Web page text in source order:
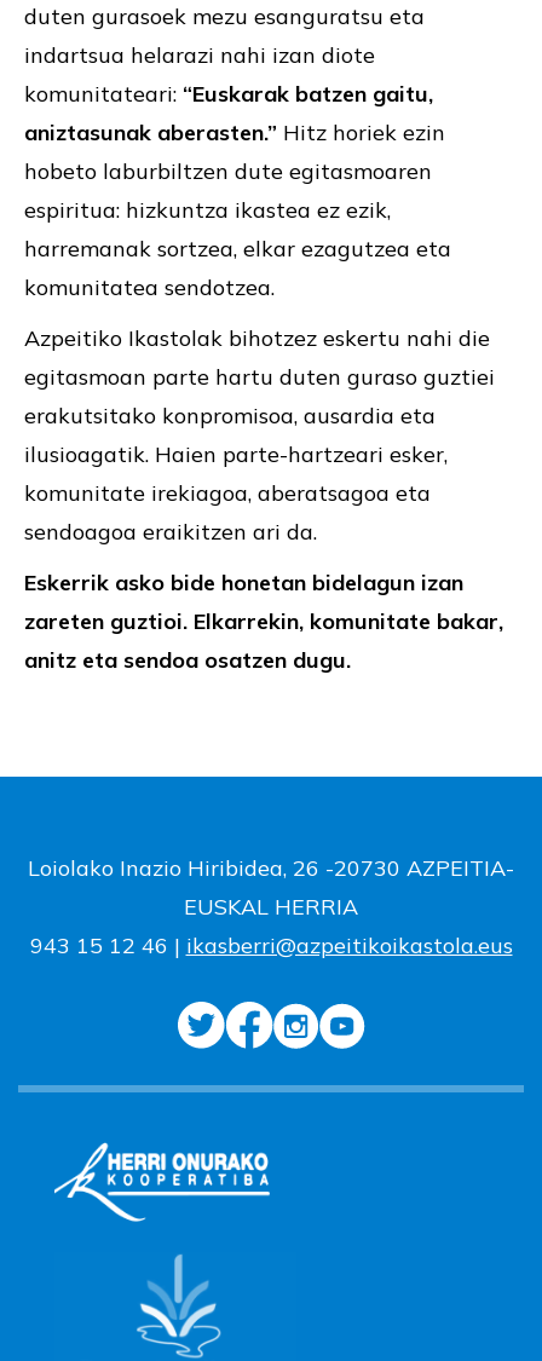
duten gurasoek mezu esanguratsu eta
indartsua helarazi nahi izan diote
komunitateari: “Euskarak batzen gaitu,
aniztasunak aberasten.” Hitz horiek ezin
hobeto laburbiltzen dute egitasmoaren
espiritua: hizkuntza ikastea ez ezik,
harremanak sortzea, elkar ezagutzea eta
komunitatea sendotzea.
Azpeitiko Ikastolak bihotzez eskertu nahi die
egitasmoan parte hartu duten guraso guztiei
erakutsitako konpromisoa, ausardia eta
ilusioagatik. Haien parte-hartzeari esker,
komunitate irekiagoa, aberatsagoa eta
sendoagoa eraikitzen ari da.
Eskerrik asko bide honetan bidelagun izan
zareten guztioi. Elkarrekin, komunitate bakar,
anitz eta sendoa osatzen dugu.
Loiolako Inazio Hiribidea, 26 -20730 AZPEITIA-
EUSKAL HERRIA
943 15 12 46 | ikasberri@azpeitikoikastola.eus